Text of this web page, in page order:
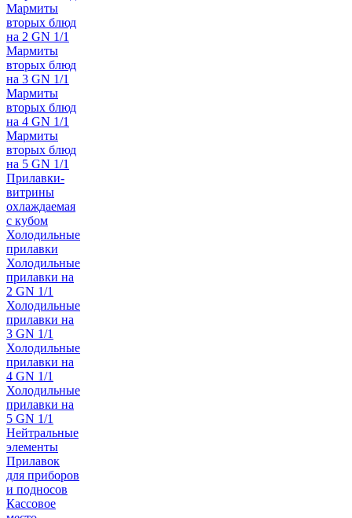
Мармиты
вторых блюд
на 2 GN 1/1
Мармиты
вторых блюд
на 3 GN 1/1
Мармиты
вторых блюд
на 4 GN 1/1
Мармиты
вторых блюд
на 5 GN 1/1
Прилавки-
витрины
охлаждаемая
с кубом
Холодильные
прилавки
Холодильные
прилавки на
2 GN 1/1
Холодильные
прилавки на
3 GN 1/1
Холодильные
прилавки на
4 GN 1/1
Холодильные
прилавки на
5 GN 1/1
Нейтральные
элементы
Прилавок
для приборов
и подносов
Кассовое